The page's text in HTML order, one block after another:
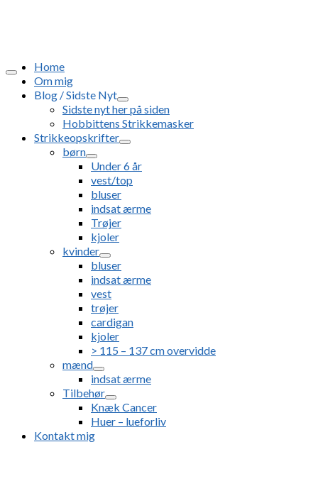
Home
Om mig
Blog / Sidste Nyt
Sidste nyt her på siden
Hobbittens Strikkemasker
Strikkeopskrifter
børn
Under 6 år
vest/top
bluser
indsat ærme
Trøjer
kjoler
kvinder
bluser
indsat ærme
vest
trøjer
cardigan
kjoler
> 115 – 137 cm overvidde
mænd
indsat ærme
Tilbehør
Knæk Cancer
Huer – lueforliv
Kontakt mig